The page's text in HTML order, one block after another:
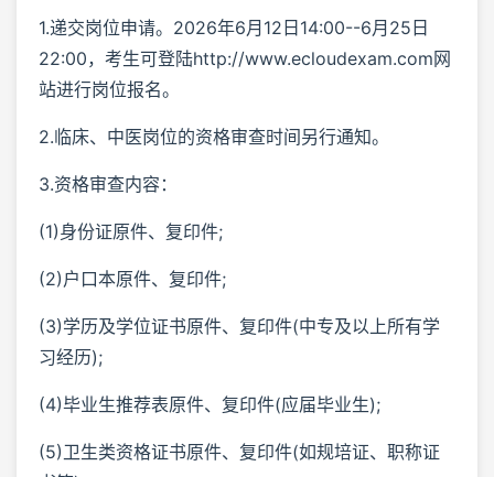
1.递交岗位申请。2026年6月12日14:00--6月25日
22:00，考生可登陆http://www.ecloudexam.com网
站进行岗位报名。
2.临床、中医岗位的资格审查时间另行通知。
3.资格审查内容：
(1)身份证原件、复印件;
(2)户口本原件、复印件;
(3)学历及学位证书原件、复印件(中专及以上所有学
习经历);
(4)毕业生推荐表原件、复印件(应届毕业生);
(5)卫生类资格证书原件、复印件(如规培证、职称证